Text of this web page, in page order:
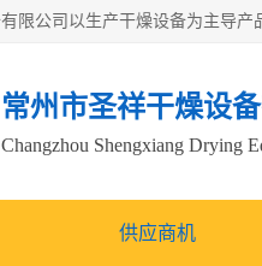
常州市圣祥干燥设
Changzhou Shengxiang Drying
供应商机